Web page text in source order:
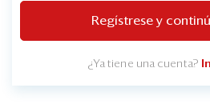
Regístrese y
¿Ya tiene una cuenta?